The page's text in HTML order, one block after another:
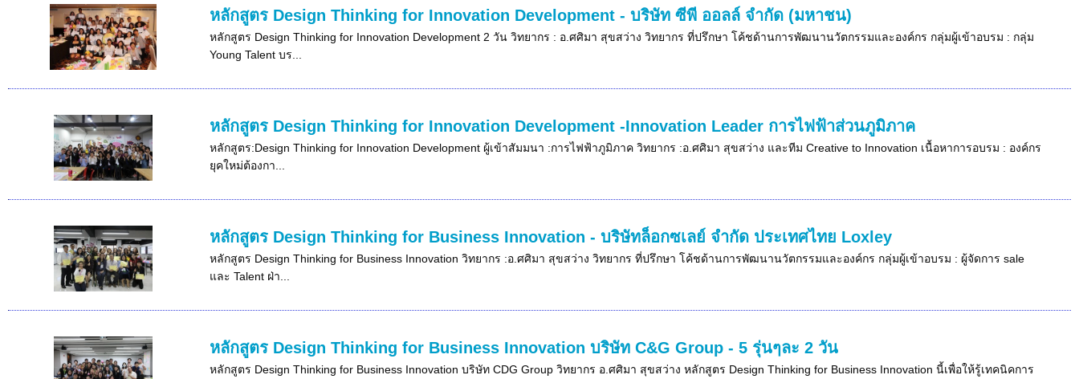
หลักสูตร Design Thinking for Innovation Development - บริษัท ซีพี ออลล์ จำกัด (มหาชน)
หลักสูตร Design Thinking for Innovation Development 2 วัน วิทยากร : อ.ศศิมา สุขสว่าง วิทยากร ที่ปรึกษา โค้ชด้านการพัฒนานวัตกรรมและองค์กร กลุ่มผู้เข้าอบรม : กลุ่ม
Young Talent บร...
หลักสูตร Design Thinking for Innovation Development -Innovation Leader การไฟฟ้าส่วนภูมิภาค
หลักสูตร:Design Thinking for Innovation Development ผู้เข้าสัมมนา :การไฟฟ้าภูมิภาค วิทยากร :อ.ศศิมา สุขสว่าง และทีม Creative to Innovation เนื้อหาการอบรม : องค์กร
ยุคใหม่ต้องกา...
หลักสูตร Design Thinking for Business Innovation - บริษัทล็อกซเลย์ จำกัด ประเทศไทย Loxley
หลักสูตร Design Thinking for Business Innovation วิทยากร :อ.ศศิมา สุขสว่าง วิทยากร ที่ปรึกษา โค้ชด้านการพัฒนานวัตกรรมและองค์กร กลุ่มผู้เข้าอบรม : ผู้จัดการ sale
และ Talent ฝ่า...
หลักสูตร Design Thinking for Business Innovation บริษัท C&G Group - 5 รุ่นๆละ 2 วัน
หลักสูตร Design Thinking for Business Innovation บริษัท CDG Group วิทยากร อ.ศศิมา สุขสว่าง หลักสูตร Design Thinking for Business Innovation นี้เพื่อให้รู้เทคนิคการ